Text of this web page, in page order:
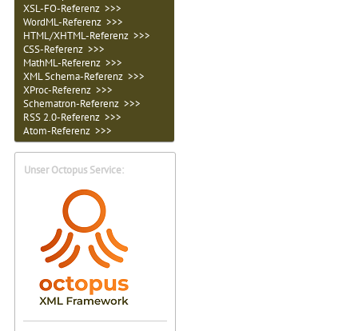
XSL-FO-Referenz >>>
WordML-Referenz >>>
HTML/XHTML-Referenz >>>
CSS-Referenz >>>
MathML-Referenz >>>
XML Schema-Referenz >>>
XProc-Referenz >>>
Schematron-Referenz >>>
RSS 2.0-Referenz >>>
Atom-Referenz >>>
Unser Octopus Service: